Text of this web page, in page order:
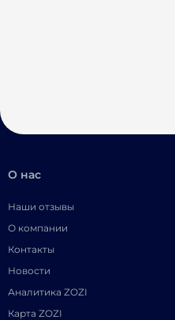
О нас
Наши отзывы
О компании
Контакты
Новости
Аналитика ZOZI
Карта ZOZI